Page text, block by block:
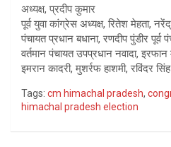
अध्यक्ष, प्रदीप कुमार
पूर्व युवा कांग्रेस अध्यक्ष, रितेश मेहता,
पंचायत प्रधान बधाना, रणदीप पुंडीर पूर्व
वर्तमान पंचायत उपप्रधान नवादा,
इमरान कादरी, मुशर्रफ हाशमी, रविंदर
Tags: cm himachal pradesh,
himachal pradesh election